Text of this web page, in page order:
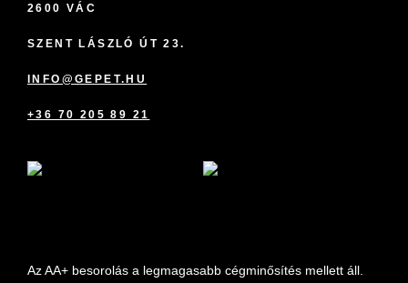
2600 VÁC
SZENT LÁSZLÓ ÚT 23.
INFO@GEPET.HU
+36 70 205 89 21
Az AA+ besorolás a legmagasabb cégminősítés mellett áll.